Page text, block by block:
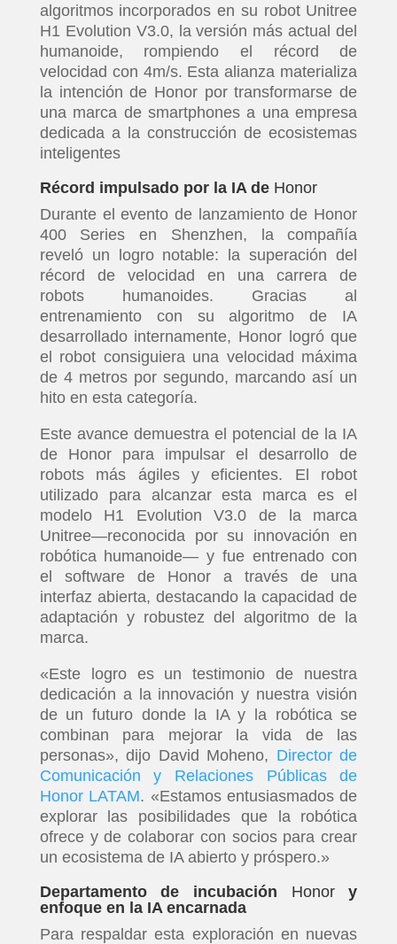
algoritmos incorporados en su robot Unitree
H1 Evolution V3.0, la versión más actual del
humanoide, rompiendo el récord de
velocidad con 4m/s. Esta alianza materializa
la intención de Honor por transformarse de
una marca de smartphones a una empresa
dedicada a la construcción de ecosistemas
inteligentes
Récord impulsado por la IA de Honor
Durante el evento de lanzamiento de Honor
400 Series en Shenzhen, la compañía
reveló un logro notable: la superación del
récord de velocidad en una carrera de
robots humanoides. Gracias al
entrenamiento con su algoritmo de IA
desarrollado internamente, Honor logró que
el robot consiguiera una velocidad máxima
de 4 metros por segundo, marcando así un
hito en esta categoría.
Este avance demuestra el potencial de la IA
de Honor para impulsar el desarrollo de
robots más ágiles y eficientes. El robot
utilizado para alcanzar esta marca es el
modelo H1 Evolution V3.0 de la marca
Unitree—reconocida por su innovación en
robótica humanoide— y fue entrenado con
el software de Honor a través de una
interfaz abierta, destacando la capacidad de
adaptación y robustez del algoritmo de la
marca.
«Este logro es un testimonio de nuestra
dedicación a la innovación y nuestra visión
de un futuro donde la IA y la robótica se
combinan para mejorar la vida de las
personas», dijo David Moheno, Director de
Comunicación y Relaciones Públicas de
Honor LATAM. «Estamos entusiasmados de
explorar las posibilidades que la robótica
ofrece y de colaborar con socios para crear
un ecosistema de IA abierto y próspero.»
Departamento de incubación Honory
enfoque en la IA encarnada
Para respaldar esta exploración en nuevas